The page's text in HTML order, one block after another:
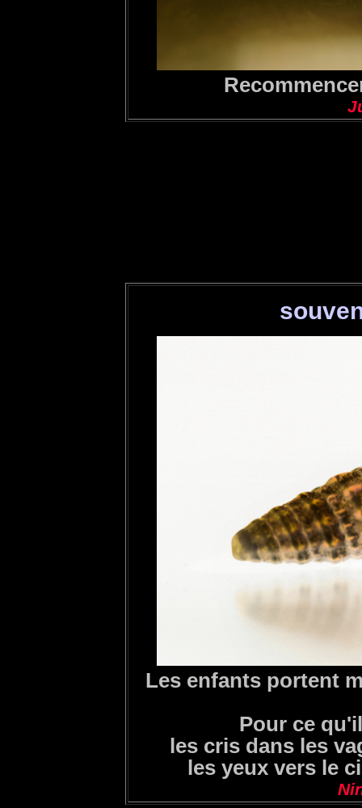
Les enfants portent
Pour ce
les cris dans les
les yeux vers le